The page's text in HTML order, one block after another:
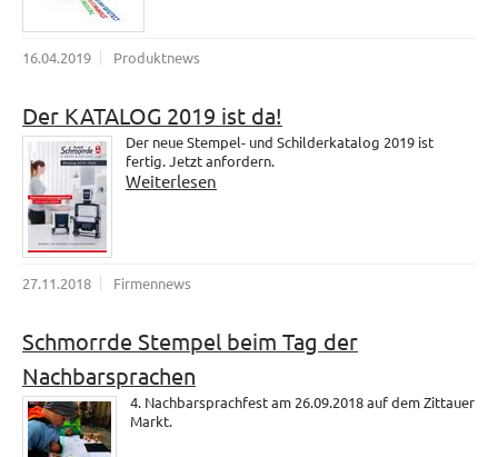
16.04.2019 Produktnews
Der KATALOG 2019 ist da!
Der neue Stempel- und Schilderkatalog 2019 ist
fertig. Jetzt anfordern.
Weiterlesen
27.11.2018 Firmennews
Schmorrde Stempel beim Tag der
Nachbarsprachen
4. Nachbarsprachfest am 26.09.2018 auf dem Zittauer
Markt.